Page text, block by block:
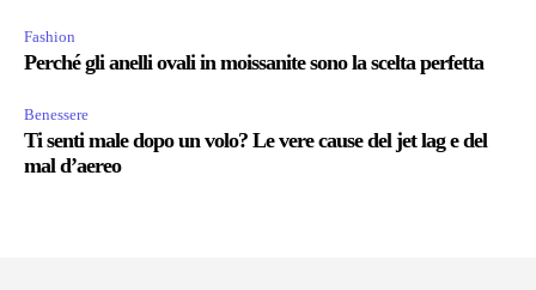
Fashion
Perché gli anelli ovali in moissanite sono la scelta perfetta
Benessere
Ti senti male dopo un volo? Le vere cause del jet lag e del
mal d’aereo